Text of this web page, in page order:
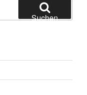
Suchen